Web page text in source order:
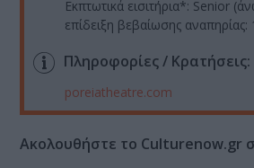
Εκπτωτικά εισιτήρια*: Senior
επίδειξη βεβαίωσης
Πληροφορίες / Κρατήσεις:
poreiatheatre.com
Ακολουθήστε το Culturenow.gr